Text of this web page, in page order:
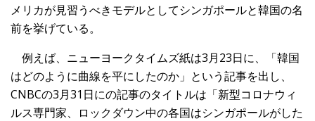
メリカが見習うべきモデルとしてシンガポールと韓国の名
前を挙げている。
例えば、ニューヨークタイムズ紙は3月23日に、「韓国
はどのように曲線を平にしたのか」という記事を出し、
CNBCの3月31日にの記事のタイトルは「新型コロナウィ
ルス専門家、ロックダウン中の各国はシンガポールがした